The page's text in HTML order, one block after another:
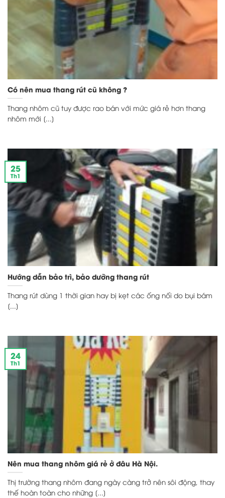
Có nên mua thang rút cũ không ?
Thang nhôm cũ tuy được rao bán với mức giá rẻ hơn thang
nhôm mới [...]
Hướng dẫn bảo trì, bảo dưỡng thang rút
Thang rút dùng 1 thời gian hay bị kẹt các ống nối do bụi bám
[...]
25
Th1
Nên mua thang nhôm giá rẻ ở đâu Hà Nội.
Thị trường thang nhôm đang ngày càng trở nên sôi động, thay
thế hoàn toàn cho những [...]
24
Th1